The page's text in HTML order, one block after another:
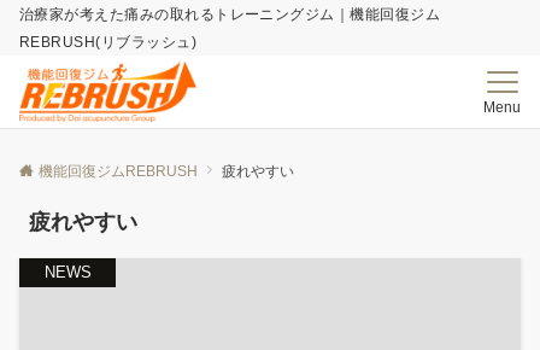
治療家が考えた痛みの取れる​トレーニングジム｜機能回復ジム
REBRUSH(リブラッシュ)
Menu
機能回復ジムREBRUSH 疲れやすい
疲れやすい
NEWS